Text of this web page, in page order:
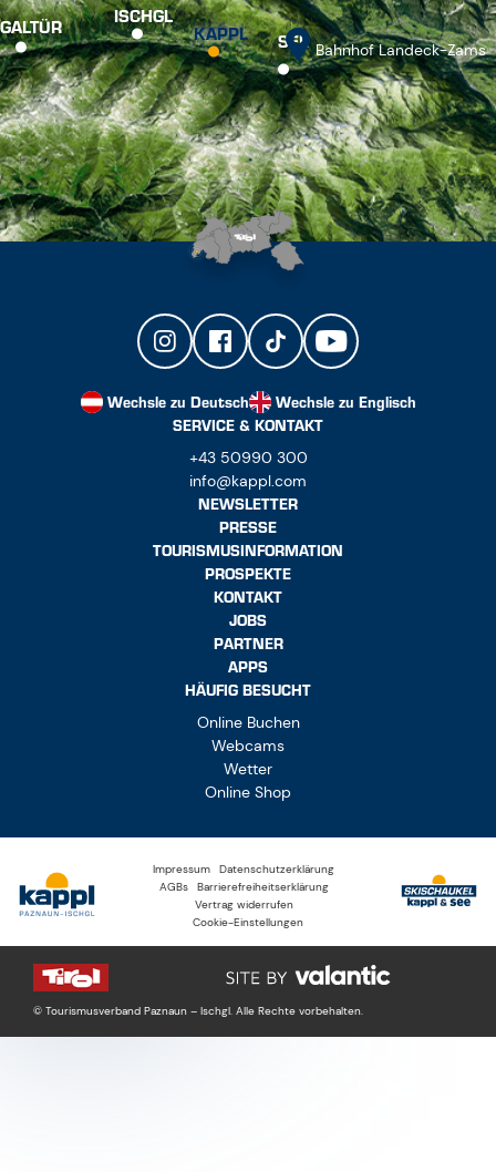
GALTÜR ISCHGL
KAPPL SEE Bahnhof Landeck-Zams
Wechsle zu Deutsch
Wechsle zu Englisch
SERVICE & KONTAKT
+43 50990 300
info@kappl.com
NEWSLETTER
PRESSE
TOURISMUSINFORMATION
PROSPEKTE
KONTAKT
JOBS
PARTNER
APPS
HÄUFIG BESUCHT
Online Buchen
Webcams
Wetter
Online Shop
Impressum
Datenschutzerklärung
AGBs
Barrierefreiheitserklärung
Vertrag widerrufen
Cookie-Einstellungen
© Tourismusverband Paznaun – Ischgl. Alle Rechte vorbehalten.